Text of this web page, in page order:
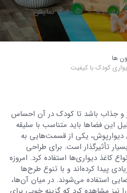
1404 نمایش
ها
کودک با کیفیت
و جذاب باشد تا کودک در آن احساس
این فضا‌ها باید متناسب با سلیقه
یکی از قسمت‌هایی به
تأثیرگذار است. برای طراحی
کاغذ دیواری‌ها استفاده کرد. امروزه
پیدا کرده‌اند و با تنوع طرح‌ها
استفاده می‌شوند. در میان آن‌ها،